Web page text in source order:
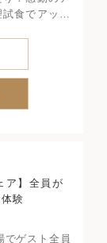
食でアット
ア】全員が
験
でゲスト全員